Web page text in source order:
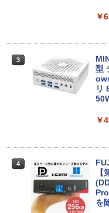
メ
ト
無
￥
3
型
リ
￥
4
を